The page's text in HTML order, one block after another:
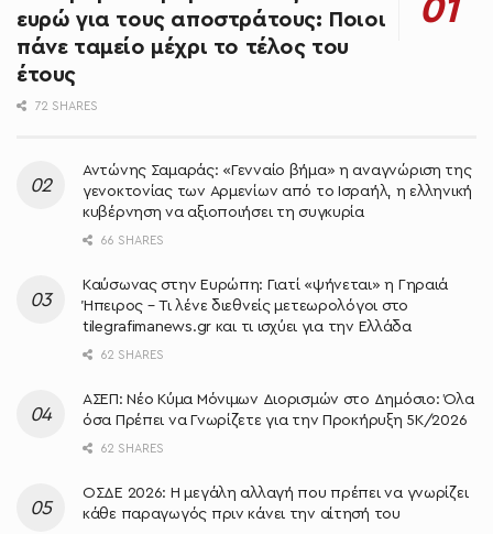
ευρώ για τους αποστράτους: Ποιοι
πάνε ταμείο μέχρι το τέλος του
έτους
72 SHARES
Αντώνης Σαμαράς: «Γενναίο βήμα» η αναγνώριση της
γενοκτονίας των Αρμενίων από το Ισραήλ, η ελληνική
κυβέρνηση να αξιοποιήσει τη συγκυρία
66 SHARES
Καύσωνας στην Ευρώπη: Γιατί «ψήνεται» η Γηραιά
Ήπειρος – Τι λένε διεθνείς μετεωρολόγοι στο
tilegrafimanews.gr και τι ισχύει για την Ελλάδα
62 SHARES
ΑΣΕΠ: Νέο Κύμα Μόνιμων Διορισμών στο Δημόσιο: Όλα
όσα Πρέπει να Γνωρίζετε για την Προκήρυξη 5Κ/2026
62 SHARES
ΟΣΔΕ 2026: Η μεγάλη αλλαγή που πρέπει να γνωρίζει
κάθε παραγωγός πριν κάνει την αίτησή του